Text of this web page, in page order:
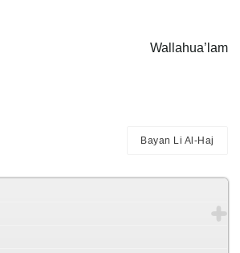
Wallahua’lam
Bayan Li Al-Haj